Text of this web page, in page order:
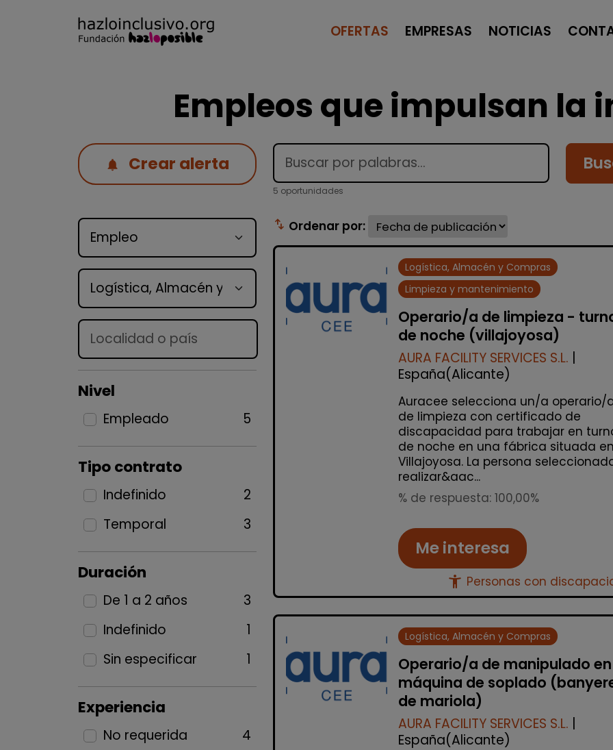
OFERTAS EMPRESAS NOTICIAS
Empleos que impulsan la
Crear alerta
Tipo de oferta
Categoría
Lugar
Nivel
Empleado 5
Tipo contrato
Indefinido
2
Temporal
3
Duración
De 1 a 2 años
3
Indefinido
1
Sin especificar
1
Experiencia
No requerida
4
5 oportunidades
swap_vert Ordenar por:
Logística, Almacén y Compras
Limpieza y mantenimiento
Operario/a de limpieza -
de noche (villajoyosa)
AURA FACILITY SERVICES S.L. |
España(Alicante)
Auracee selecciona un/a operario/
de limpieza con certificado de
discapacidad para trabajar en
de noche en una fábrica situada en
Villajoyosa. La persona
realizar&aac...
% de respuesta: 100,00%
Me interesa
accessibility_new Personas con
Logística, Almacén y Compras
Operario/a de manipulado en
máquina de soplado
de mariola)
AURA FACILITY SERVICES S.L. |
España(Alicante)